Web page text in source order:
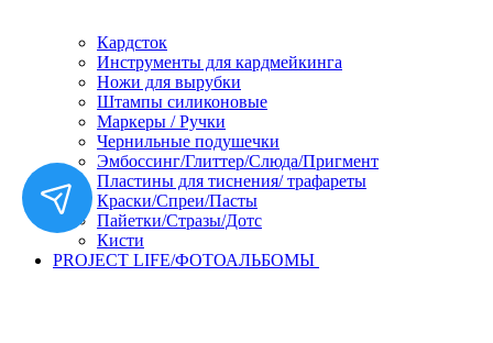
Кардсток
Инструменты для кардмейкинга
Ножи для вырубки
Штампы силиконовые
Маркеры / Ручки
Чернильные подушечки
Эмбоссинг/Глиттер/Слюда/Пригмент
Пластины для тиснения/ трафареты
Краски/Спреи/Пасты
Пайетки/Стразы/Дотс
Кисти
PROJECT LIFE/ФОТОАЛЬБОМЫ